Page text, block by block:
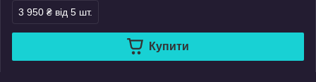
3 950 ₴ від 5 шт.
Купити